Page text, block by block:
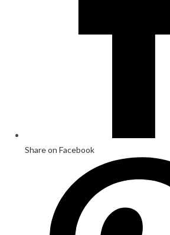
Share on Facebook
window